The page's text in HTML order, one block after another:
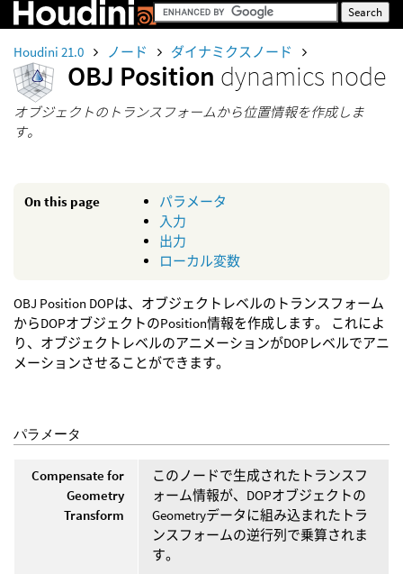
Houdini 21.0 ノード ダイナミクスノード
OBJ Position dynamics node
オブジェクトのトランスフォームから位置情報を作成しま
す。
On this page
パラメータ
入力
出力
ローカル変数
OBJ Position DOPは、オブジェクトレベルのトランスフォーム
からDOPオブジェクトのPosition情報を作成します。 これによ
り、オブジェクトレベルのアニメーションがDOPレベルでアニ
メーションさせることができます。
パラメータ
Compensate for
Geometry
Transform
このノードで生成されたトランスフ
ォーム情報が、DOPオブジェクトの
Geometryデータに組み込まれたトラ
ンスフォームの逆行列で乗算されま
す。